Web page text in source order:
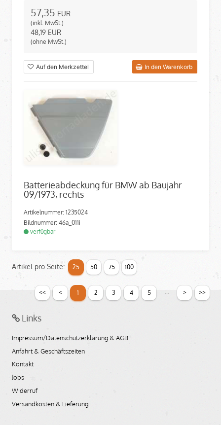
57,35 EUR
(inkl. MwSt.)
48,19 EUR
(ohne MwSt.)
Auf den Merkzettel In den Warenkorb
Batterieabdeckung für BMW ab Baujahr
09/1973, rechts
Artikelnummer: 1235024
Bildnummer: 46a_011i
verfügbar
56,40 EUR
(inkl. MwSt.)
47,39 EUR
(ohne MwSt.)
Artikel pro Seite: 25 50 75 100
<< < 1 2 3 4 5 ... > >>
Links
Impressum/Datenschutzerklärung & AGB
Anfahrt & Geschäftszeiten
Kontakt
Jobs
Widerruf
Versandkosten & Lieferung